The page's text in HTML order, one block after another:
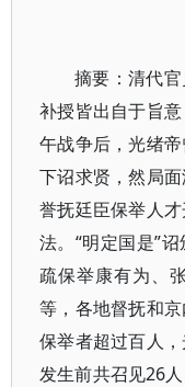
摘要：清代
补授皆出自于旨
午战争后，光绪
下诏求贤，然局
誉抚廷臣保举人
法。“明定国是”
疏保举康有为、
等，各地督抚和
保举者超过百人
发生前共召见26